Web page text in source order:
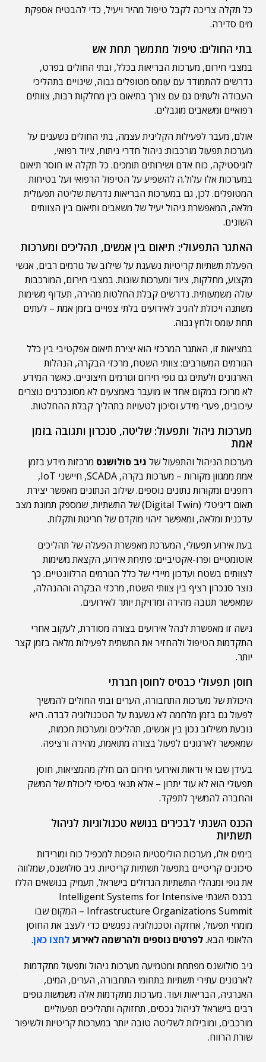
כל תקלה צריכה לקבל טיפול מהיר ויעיל, כדי להבטיח אספקת
מים סדירה.
בתי החולים: טיפול מתמשך תחת אש
במצבי חירום, מערכות הבריאות בכלל, ובתי החולים בפרט,
נדרשים להתמודד עם עומס מטופלים גבוה, שינויים בתהליכי
העבודה ולעתים גם עם צורך בתיאום בין מחלקות רבות, צוותים
רפואיים ומשאבים מוגבלים.
אולם, מעבר לפעילות הקלינית עצמה, בתי החולים נשענים על
מערכות תפעול מורכבות: ניהול חדרי ניתוח, ציוד רפואי,
לוגיסטיקה, כוח אדם ושירותים תומכים. כל תקלה או חוסר תיאום
במערכות אלו עלול.ה להשפיע על הטיפול הרפואי ועל בטיחות
המטופלים. לכן, גם במערכות הבריאות נדרשת שליטה תפעולית
מלאה, המאפשרת ניהול יעיל של משאבים ותיאום בין הצוותים
השונים.
האתגר התפעולי: תיאום בין אנשים, תהליכים ומערכות
הפעלת תשתיות קריטיות נשענת על שילוב של גורמים רבים, אנשי
מקצוע, מחלקות, ציוד ומערכות שונות. במצבי חירום, המורכבות
עולה משמעותית. נדרשים קבלת החלטות מהירה, תעדוף משימות
משתנה ויכולת להגיב לאירועים בלתי צפויים בזמן אמת – לעתים
תחת עומס ולחץ גבוה.
במציאות זו, האתגר המרכזי הוא יצירת תיאום אפקטיבי בין כלל
הגורמים המעורבים: צוותי השטח, מרכזי הבקרה, הנהלות
הארגונים ולעתים גם גופי חירום וגורמים חיצוניים. כאשר המידע
לא מרוכז במקום אחד או מועבר באמצעים לא מסונכרנים נוצרים
עיכובים, פערי מידע וסיכון לטעויות בתהליך קבלת ההחלטות.
מערכות ניהול ותפעול: שליטה, סנכרון ותגובה בזמן
אמת
מערכות הניהול והתפעול של גיב סולושנס מרכזות מידע בזמן
אמת ממגוון מקורות – מערכות בקרה, SCADA, חיישני IoT,
רחפנים ומקורות נתונים נוספים. שילוב הנתונים מאפשר יצירת
תאום דיגיטלי (Digital Twin) של התשתיות, שמספק תמונת מצב
עדכנית ומלאה, ומאפשר זיהוי מוקדם של חריגות ותקלות.
בעת אירוע תפעולי, המערכת מאפשרת הפעלה של תהליכים
אוטומטיים ופרו-אקטיביים: פתיחת אירוע, הקצאת משימות
לצוותים בשטח ועדכון מיידי של כלל הגורמים הרלוונטיים. כך
נוצר סנכרון רציף בין צוותי השטח, מרכזי הבקרה וההנהלה,
שמאפשר תגובה מהירה ומדויקת יותר לאירועים.
גישה זו מאפשרת לנהל אירועים בצורה מסודרת, לעקוב אחרי
התקדמות הטיפול ולהחזיר את התשתית לפעילות מלאה בזמן קצר
יותר.
חוסן תפעולי כבסיס לחוסן חברתי
היכולת של מערכות התחבורה, הערים ובתי החולים להמשיך
לפעול גם בזמן מלחמה לא נשענת על הטכנולוגיה לבדה. היא
נובעת משילוב נכון בין אנשים, תהליכים ומערכות חכמות,
שמאפשר לארגונים לפעול בצורה מתואמת, מהירה ורציפה.
בעידן שבו אי ודאות ואירועי חירום הם חלק מהמציאות, חוסן
תפעולי הוא לא עוד יתרון – אלא תנאי בסיסי ליכולת של המשק
והחברה להמשיך לתפקד.
הכנס השנתי לבכירים בנושא טכנולוגיות לניהול
תשתיות
בימים אלו, מערכות הוליסטיות הופכות למכפיל כוח ומורידות
סיכונים קריטיים בתפעול תשתיות קריטיות. גיב סולושנס, שמלווה
את גופי ומנהלי התשתיות הגדולים בישראל, תעמיק בנושאים הללו
בכנס השנתי Intelligent Systems for Intensive
Infrastructure Organizations Summit – המקום שבו
מומחי תפעול, אחזקה וטכנולוגיה נפגשים כדי לעצב את החוסן
הלאומי הבא.לפרטים נוספים ולהרשמה לאירוע לחצו כאן.
גיב סולושנס מפתחת ומטמיעה מערכות ניהול ותפעול מתקדמות
לארגונים עתירי תשתיות בתחומי התחבורה, הערים, המים,
האנרגיה, הבריאות ועוד. מערכות מתקדמות אלה משמשות גופים
רבים בישראל לניהול נכסים, תחזוקה ותהליכים תפעוליים
מורכבים, ומובילות לשליטה טובה יותר במערכות קריטיות ולשיפור
שורת הרווח.